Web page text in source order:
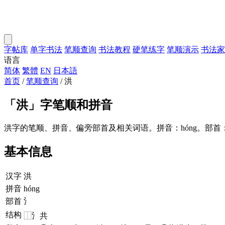
字帖库 单字书法 笔顺查询 书法教程 硬笔练字 笔顺演示 书法家
语言
简体 繁體 EN 日本語
首页 / 笔顺查询 / 洪
「 洪」字笔顺和拼音
洪字的笔顺、拼音、偏旁部首及相关词语。拼音：hóng。部首
基本信息
汉字 洪
拼音 hóng
部首 氵
结构 ⿰氵共